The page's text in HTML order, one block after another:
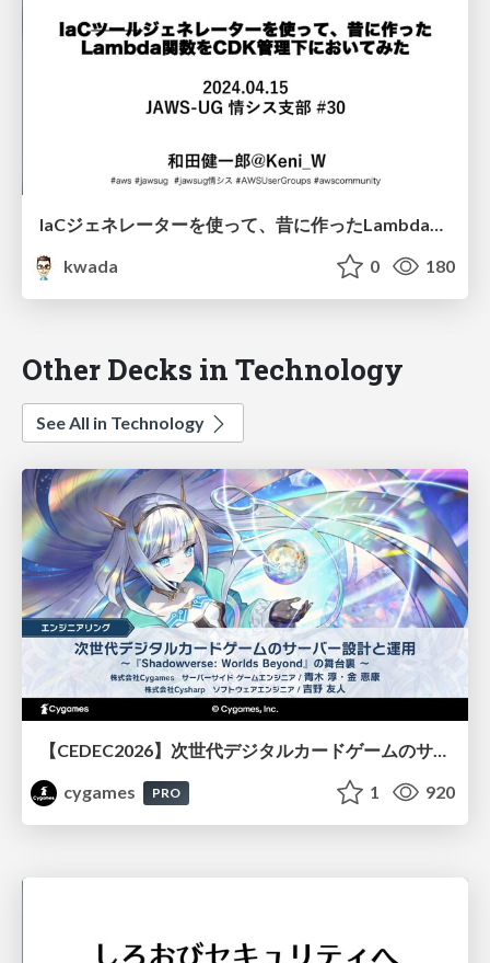
IaCジェネレーターを使って、昔に作ったLambda関数をCDK管理下においてみた / jaws-ug-josys-30
kwada
0 180
Other Decks in Technology
See All in Technology
cygames
PRO 1 920